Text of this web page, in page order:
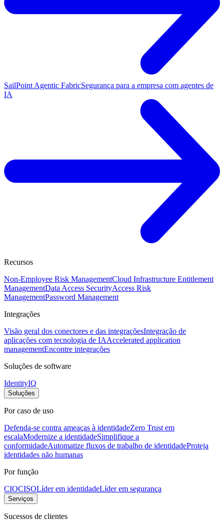
SailPoint Agentic FabricSegurança para a empresa com agentes de
IA
Recursos
Non-Employee Risk ManagementCloud Infrastructure Entitlement
ManagementData Access SecurityAccess Risk
ManagementPassword Management
Integrações
Visão geral dos conectores e das integraçõesIntegração de
aplicações com tecnologia de IAAccelerated application
managementEncontre integrações
Soluções de software
IdentityIQ
Soluções
Por caso de uso
Defenda-se contra ameaças à identidadeZero Trust em
escalaModernize a identidadeSimplifique a
conformidadeAutomatize fluxos de trabalho de identidadeProteja
identidades não humanas
Por função
CIOCISOLíder em identidadeLíder em segurança
Serviços
Sucessos de clientes